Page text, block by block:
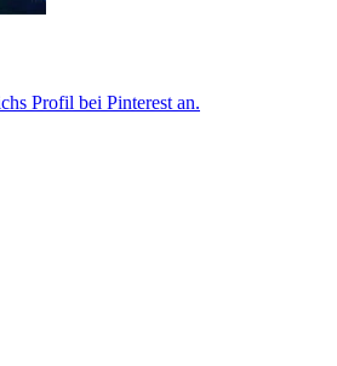
Profil bei Pinterest an.